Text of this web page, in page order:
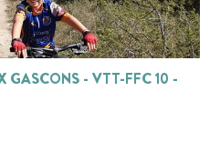
GASCONS - VTT-FFC 10 -